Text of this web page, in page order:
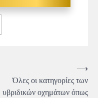
Όλες οι κατηγορίες των
υβριδικών οχημάτων όπως
⟶